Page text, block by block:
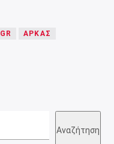
ΑΡΚΑΣ
Αναζήτηση